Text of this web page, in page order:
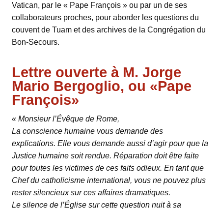
Vatican, par le « Pape François » ou par un de ses
collaborateurs proches, pour aborder les questions du
couvent de Tuam et des archives de la Congrégation du
Bon-Secours.
Lettre ouverte à M. Jorge
Mario Bergoglio, ou «Pape
François»
« Monsieur l’Évêque de Rome,
La conscience humaine vous demande des
explications. Elle vous demande aussi d’agir pour que la
Justice humaine soit rendue. Réparation doit être faite
pour toutes les victimes de ces faits odieux. En tant que
Chef du catholicisme international, vous ne pouvez plus
rester silencieux sur ces affaires dramatiques.
Le silence de l’Église sur cette question nuit à sa